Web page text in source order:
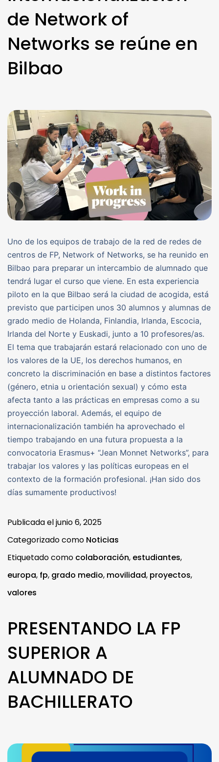
de Network of
Networks se reúne en
Bilbao
Uno de los equipos de trabajo de la red de redes de
centros de FP, Network of Networks, se ha reunido en
Bilbao para preparar un intercambio de alumnado que
tendrá lugar el curso que viene. En esta experiencia
piloto en la que Bilbao será la ciudad de acogida, está
previsto que participen unos 30 alumnos y alumnas de
grado medio de Holanda, Finlandia, Irlanda, Escocia,
Irlanda del Norte y Euskadi, junto a 10 profesores/as.
El tema que trabajarán estará relacionado con uno de
los valores de la UE, los derechos humanos, en
concreto la discriminación en base a distintos factores
(género, etnia u orientación sexual) y cómo esta
afecta tanto a las prácticas en empresas como a su
proyección laboral. Además, el equipo de
internacionalización también ha aprovechado el
tiempo trabajando en una futura propuesta a la
convocatoria Erasmus+ “Jean Monnet Networks”, para
trabajar los valores y las políticas europeas en el
contexto de la formación profesional. ¡Han sido dos
días sumamente productivos!
Publicada eljunio 6, 2025
Categorizado como Noticias
Etiquetado como colaboración, estudiantes,
europa, fp, grado medio, movilidad, proyectos,
valores
PRESENTANDO LA FP
SUPERIOR A
ALUMNADO DE
BACHILLERATO